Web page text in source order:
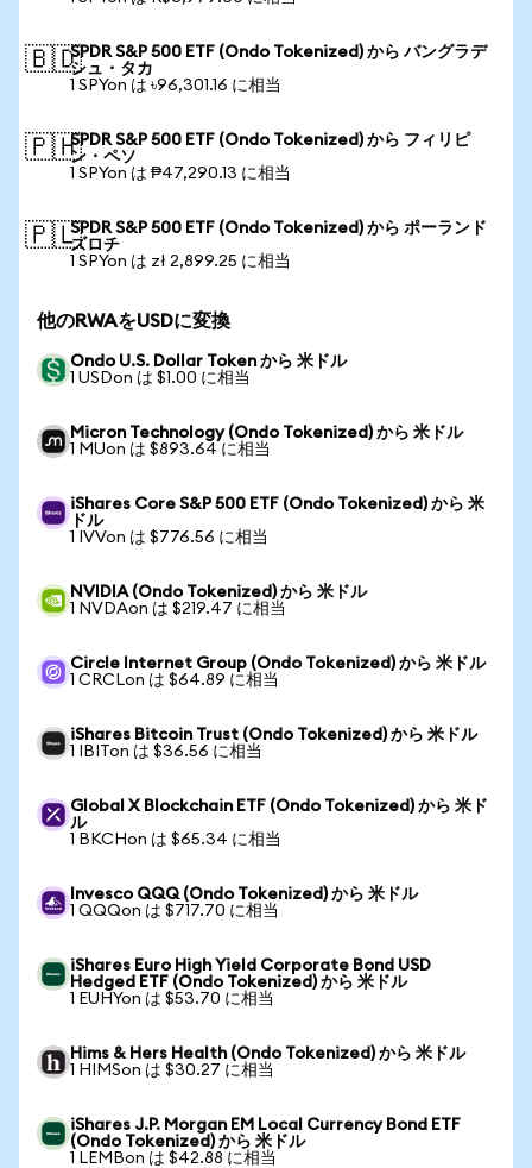
🇧🇩SPDR S&P 500 ETF (Ondo Tokenized) から バングラデ
シュ・タカ
1 SPYon は ৳96,301.16 に相当
🇵🇭SPDR S&P 500 ETF (Ondo Tokenized) から フィリピ
ン・ペソ
1 SPYon は ₱47,290.13 に相当
🇵🇱SPDR S&P 500 ETF (Ondo Tokenized) から ポーランド
ズロチ
1 SPYon は zł 2,899.25 に相当
他のRWAをUSDに変換
Ondo U.S. Dollar Token から 米ドル
1 USDon は $1.00 に相当
Micron Technology (Ondo Tokenized) から 米ドル
1 MUon は $893.64 に相当
iShares Core S&P 500 ETF (Ondo Tokenized) から 米
ドル
1 IVVon は $776.56 に相当
NVIDIA (Ondo Tokenized) から 米ドル
1 NVDAon は $219.47 に相当
Circle Internet Group (Ondo Tokenized) から 米ドル
1 CRCLon は $64.89 に相当
iShares Bitcoin Trust (Ondo Tokenized) から 米ドル
1 IBITon は $36.56 に相当
Global X Blockchain ETF (Ondo Tokenized) から 米ド
ル
1 BKCHon は $65.34 に相当
Invesco QQQ (Ondo Tokenized) から 米ドル
1 QQQon は $717.70 に相当
iShares Euro High Yield Corporate Bond USD
Hedged ETF (Ondo Tokenized) から 米ドル
1 EUHYon は $53.70 に相当
Hims & Hers Health (Ondo Tokenized) から 米ドル
1 HIMSon は $30.27 に相当
iShares J.P. Morgan EM Local Currency Bond ETF
(Ondo Tokenized) から 米ドル
1 LEMBon は $42.88 に相当